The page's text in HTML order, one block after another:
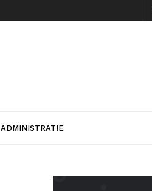
ADMINISTRATIE